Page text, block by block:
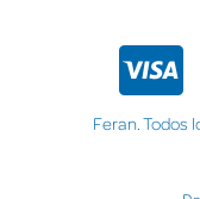
Feran. Todos